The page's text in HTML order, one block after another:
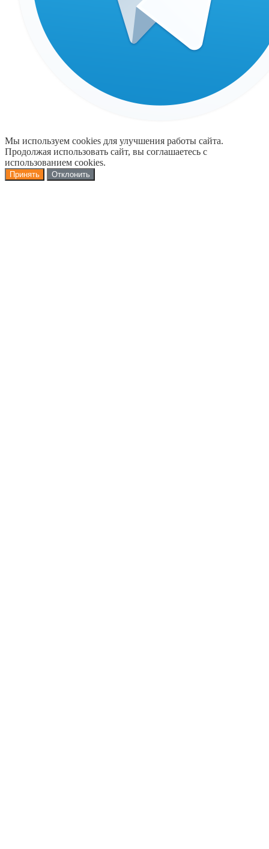
Мы используем cookies для улучшения работы сайта.
Продолжая использовать сайт, вы соглашаетесь с
использованием cookies.
Принять Отклонить